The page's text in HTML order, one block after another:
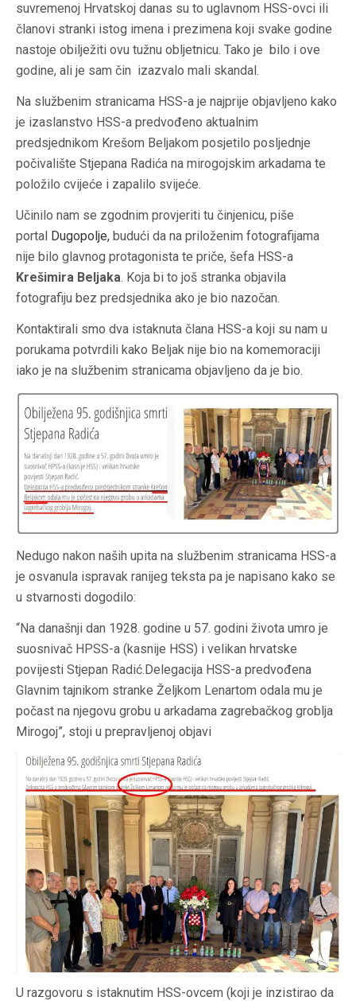
suvremenoj Hrvatskoj danas su to uglavnom HSS-ovci ili
članovi stranki istog imena i prezimena koji svake godine
nastoje obilježiti ovu tužnu obljetnicu. Tako je bilo i ove
godine, ali je sam čin izazvalo mali skandal.
Na službenim stranicama HSS-a je najprije objavljeno kako
je izaslanstvo HSS-a predvođeno aktualnim
predsjednikom Krešom Beljakom posjetilo posljednje
počivalište Stjepana Radića na mirogojskim arkadama te
položilo cvijeće i zapalilo svijeće.
Učinilo nam se zgodnim provjeriti tu činjenicu, piše
portal Dugopolje, budući da na priloženim fotografijama
nije bilo glavnog protagonista te priče, šefa HSS-a
Krešimira Beljaka. Koja bi to još stranka objavila
fotografiju bez predsjednika ako je bio nazočan.
Kontaktirali smo dva istaknuta člana HSS-a koji su nam u
porukama potvrdili kako Beljak nije bio na komemoraciji
iako je na službenim stranicama objavljeno da je bio.
Nedugo nakon naših upita na službenim stranicama HSS-a
je osvanula ispravak ranijeg teksta pa je napisano kako se
u stvarnosti dogodilo:
“Na današnji dan 1928. godine u 57. godini života umro je
suosnivač HPSS-a (kasnije HSS) i velikan hrvatske
povijesti Stjepan Radić.Delegacija HSS-a predvođena
Glavnim tajnikom stranke Željkom Lenartom odala mu je
počast na njegovu grobu u arkadama zagrebačkog groblja
Mirogoj”, stoji u prepravljenoj objavi
U razgovoru s istaknutim HSS-ovcem (koji je inzistirao da